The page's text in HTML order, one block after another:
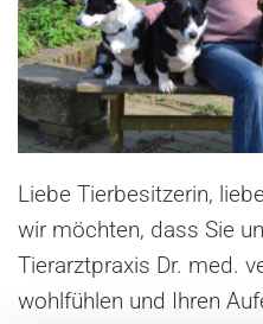
Liebe Tierbesitzerin,
wir möchten, dass Sie
Tierarztpraxis Dr. med.
wohlfühlen und Ihren